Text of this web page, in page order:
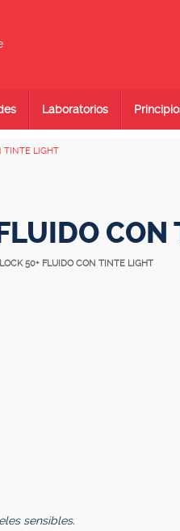
Laboratorios
TINTE LIGHT
50+ FLUIDO CON TINTE LIGHT
sensibles.